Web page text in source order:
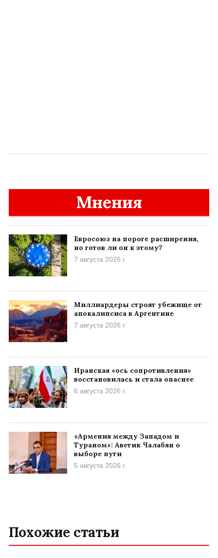
Мнения
Евросоюз на пороге расширения,
но готов ли он к этому?
7 августа 2026 г.
Миллиардеры строят убежище от
апокалипсиса в Аргентине
7 августа 2026 г.
Иранская «ось сопротивления»
восстановилась и стала опаснее
6 августа 2026 г.
«Армения между Западом и
Тураном»: Аветик Чалабян о
выборе пути
5 августа 2026 г.
Похожие статьи